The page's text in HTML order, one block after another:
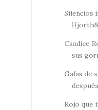
Silencios
Candice
sus
Gafas de
después
Rojo que